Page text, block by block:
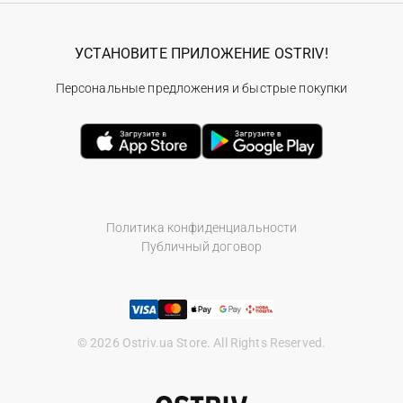
Политика конфиденциальности
Публичный договор
© 2026 Ostriv.ua Store. All Rights Reserved.
УСТАНОВИТЕ ПРИЛОЖЕНИЕ OSTRIV!
Персональные предложения и быстрые покупки